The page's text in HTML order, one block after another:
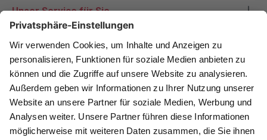
Unser Service für Sie
Zahlungsarten
Newsletter abonnieren